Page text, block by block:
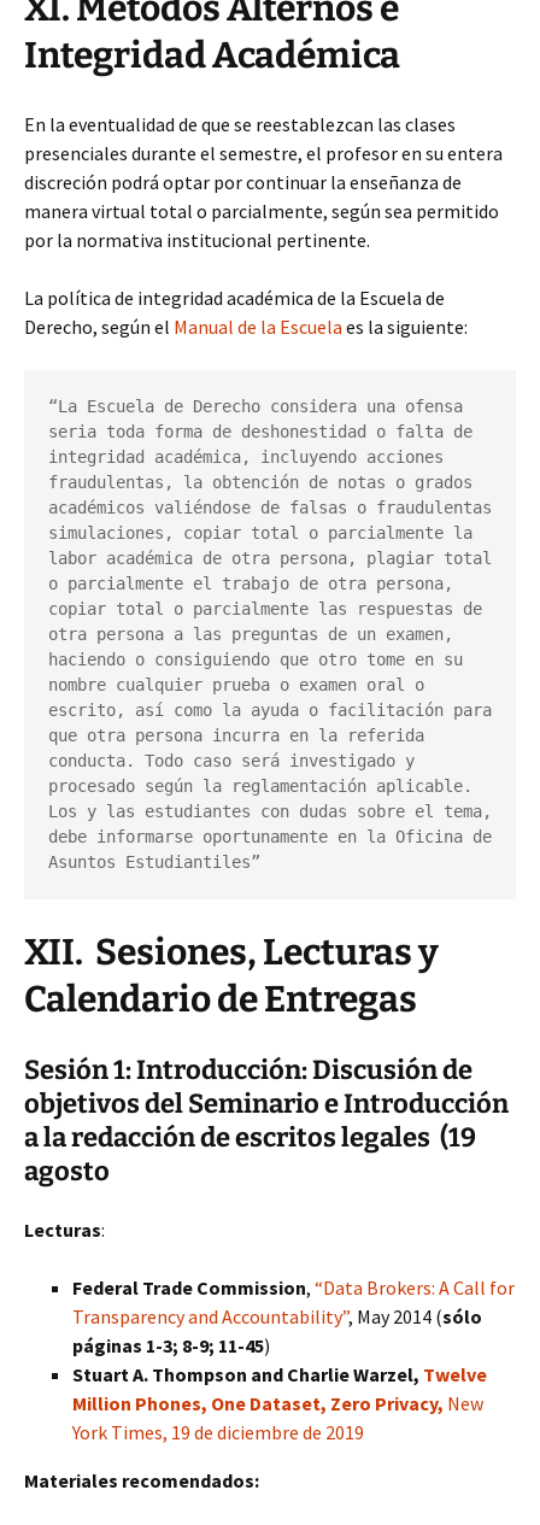
Integridad Académica
En la eventualidad de que se reestablezcan las clases
presenciales durante el semestre, el profesor en su entera
discreción podrá optar por continuar la enseñanza de
manera virtual total o parcialmente, según sea permitido
por la normativa institucional pertinente.
La política de integridad académica de la Escuela de
Derecho, según el Manual de la Escuela es la siguiente:
“La Escuela de Derecho considera una ofensa
seria toda forma de deshonestidad o falta de
integridad académica, incluyendo acciones
fraudulentas, la obtención de notas o grados
académicos valiéndose de falsas o fraudulentas
simulaciones, copiar total o parcialmente la
labor académica de otra persona, plagiar total
o parcialmente el trabajo de otra persona,
copiar total o parcialmente las respuestas de
otra persona a las preguntas de un examen,
haciendo o consiguiendo que otro tome en su
nombre cualquier prueba o examen oral o
escrito, así como la ayuda o facilitación para
que otra persona incurra en la referida
conducta. Todo caso será investigado y
procesado según la reglamentación aplicable.
Los y las estudiantes con dudas sobre el tema,
debe informarse oportunamente en la Oficina de
Asuntos Estudiantiles”
XII. Sesiones, Lecturas y
Calendario de Entregas
Sesión 1: Introducción: Discusión de
objetivos del Seminario e Introducción
a la redacción de escritos legales (19
agosto
Lecturas:
Federal Trade Commission, “Data Brokers: A Call for
Transparency and Accountability”, May 2014 (sólo
páginas 1-3; 8-9; 11-45)
Stuart A. Thompson and Charlie Warzel, Twelve
Million Phones, One Dataset, Zero Privacy, New
York Times, 19 de diciembre de 2019
Materiales recomendados: